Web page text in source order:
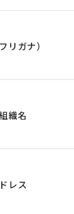
リガナ）
織名
レス